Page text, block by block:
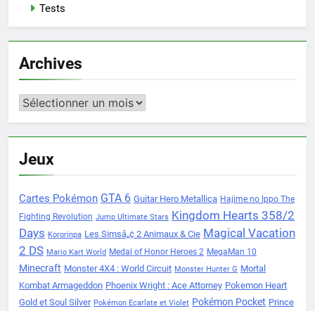
Tests
Archives
Archives
Jeux
Cartes Pokémon GTA 6 Guitar Hero Metallica Hajime no Ippo The
Fighting Revolution Jump Ultimate Stars Kingdom Hearts 358/2
Days Kororinpa Les Simsâ„¢ 2 Animaux & Cie Magical Vacation
2 DS Mario Kart World Medal of Honor Heroes 2 MegaMan 10
Minecraft Monster 4X4 : World Circuit Monster Hunter G Mortal
Kombat Armageddon Phoenix Wright : Ace Attorney Pokemon Heart
Gold et Soul Silver Pokémon Ecarlate et Violet Pokémon Pocket Prince